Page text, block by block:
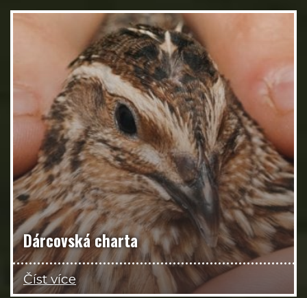
Dárcovská charta
Číst více